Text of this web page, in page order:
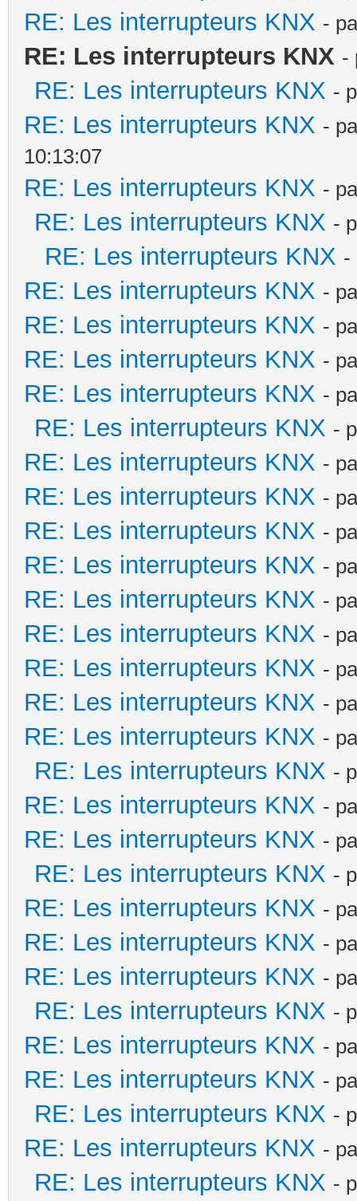
RE: Les interrupteurs KNX -
RE: Les interrupteurs KNX -
RE: Les interrupteurs KNX -
RE: Les interrupteurs KNX -
10:13:07
RE: Les interrupteurs KNX -
RE: Les interrupteurs KNX -
RE: Les interrupteurs KNX -
RE: Les interrupteurs KNX -
RE: Les interrupteurs KNX -
RE: Les interrupteurs KNX -
RE: Les interrupteurs KNX -
RE: Les interrupteurs KNX -
RE: Les interrupteurs KNX -
RE: Les interrupteurs KNX -
RE: Les interrupteurs KNX -
RE: Les interrupteurs KNX -
RE: Les interrupteurs KNX -
RE: Les interrupteurs KNX -
RE: Les interrupteurs KNX -
RE: Les interrupteurs KNX -
RE: Les interrupteurs KNX -
RE: Les interrupteurs KNX -
RE: Les interrupteurs KNX -
RE: Les interrupteurs KNX -
RE: Les interrupteurs KNX -
RE: Les interrupteurs KNX -
RE: Les interrupteurs KNX -
RE: Les interrupteurs KNX -
RE: Les interrupteurs KNX -
RE: Les interrupteurs KNX -
RE: Les interrupteurs KNX -
RE: Les interrupteurs KNX -
RE: Les interrupteurs KNX -
RE: Les interrupteurs KNX -